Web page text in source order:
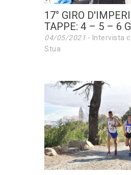
17° GIRO
TAPPE: 4 – 5 – 6
04/05/2021 - Intervista
Stua